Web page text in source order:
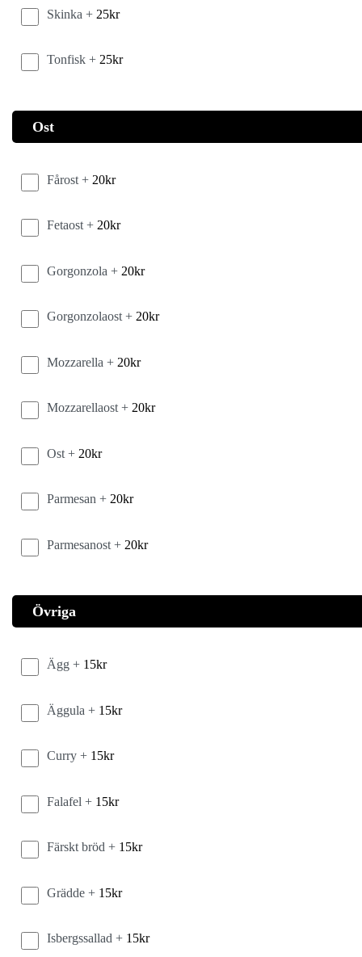
Skinka + 25kr
Tonfisk + 25kr
Ost
Fårost + 20kr
Fetaost + 20kr
Gorgonzola + 20kr
Gorgonzolaost + 20kr
Mozzarella + 20kr
Mozzarellaost + 20kr
Ost + 20kr
Parmesan + 20kr
Parmesanost + 20kr
Övriga
Ägg + 15kr
Äggula + 15kr
Curry + 15kr
Falafel + 15kr
Färskt bröd + 15kr
Grädde + 15kr
Isbergssallad + 15kr